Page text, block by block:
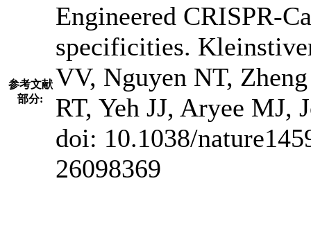
参考文献
部分:
Engineered CRISPR-
specificities.
VV, Nguyen NT,
RT, Yeh JJ, Aryee MJ,
doi: 10.1038/
26098369